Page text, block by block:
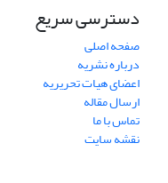
دسترسی سریع
صفحه اصلی
درباره نشریه
اعضای هیات تحریریه
ارسال مقاله
تماس با ما
نقشه سایت